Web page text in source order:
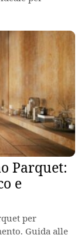
Parquet:
e
per
Guida alle